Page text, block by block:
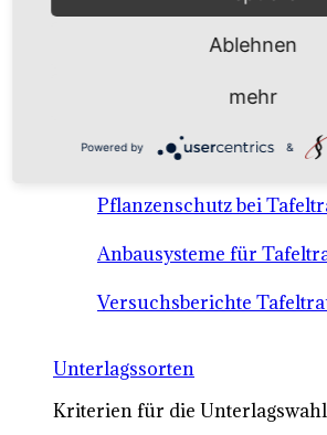
Anbausysteme & Recht
Tafeltrauben A-Z
Tafeltraubenanbau -
Voraussetzungen
Pflanzenschutz bei
Anbausysteme für
Versuchsberichte
Unterlagssorten
Kriterien für die Unterlagswahl
Ablehnen
mehr
Powered by &